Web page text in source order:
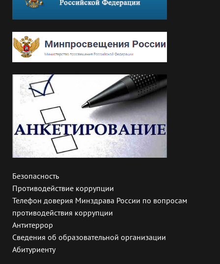
Безопасность
Противодействие коррупции
Телефон доверия Минздрава России по вопросам
противодействия коррупции
Антитеррор
Сведения об образовательной организации
Абитуриенту